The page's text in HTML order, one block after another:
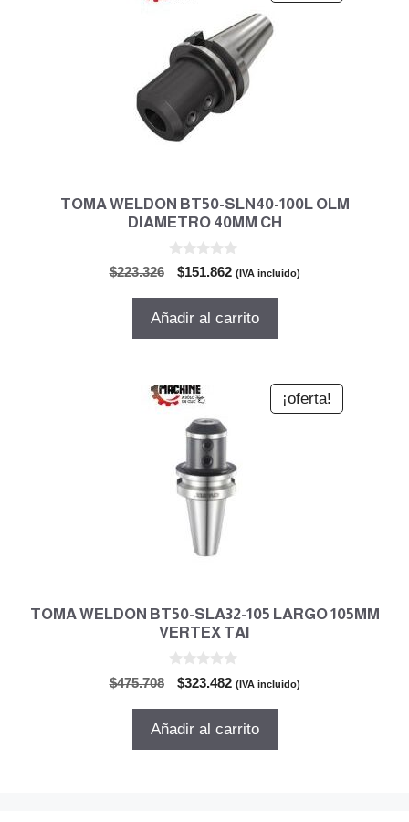
TOMA WELDON BT50-SLN40-100L OLM
DIAMETRO 40MM CH
$223.326
El
original
$151.862El
actual
(IVA incluido)
Añadir al carrito
¡oferta!
TOMA WELDON BT50-SLA32-105 LARGO 105MM
VERTEX TAI
$475.708
El
original
$323.482El
actual
(IVA incluido)
Añadir al carrito